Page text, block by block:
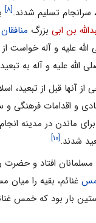
[۸]
بن ابی بزرگ منافقان
الله علیه و آله خواست
الله علیه و آله به
آنها قبل از تبعید،
و اقدامات فرهنگی و
ماندن در مدینه
شدند.[۱۰]
افتاد و حضرت
غنائم، بقیه را
بار بود که خمس